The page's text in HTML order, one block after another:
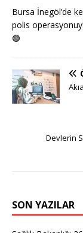
Bursa İnegöl’de
polis
🟢
Devlerin
SON YAZILAR